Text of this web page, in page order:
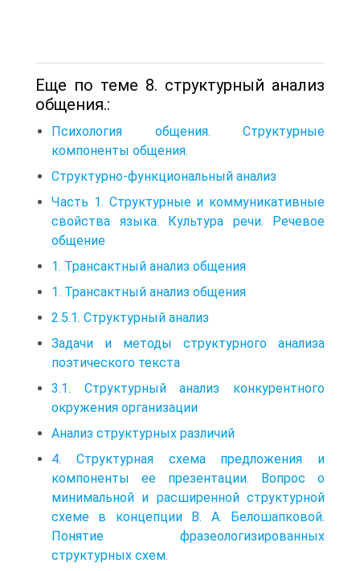
Еще по теме 8. структурный анализ
общения.:
Психология общения. Структурные
компоненты общения.
Структурно-функциональный анализ
Часть 1. Структурные и коммуникативные
свойства языка. Культура речи. Речевое
общение
1. Трансактный анализ общения
1. Трансактный анализ общения
2.5.1. Структурный анализ
Задачи и методы структурного анализа
поэтического текста
3.1. Структурный анализ конкурентного
окружения организации
Анализ структурных различий
4. Структурная схема предложения и
компоненты ее презентации. Вопрос о
минимальной и расширенной структурной
схеме в концепции В. А. Белошапковой.
Понятие фразеологизированных
структурных схем.